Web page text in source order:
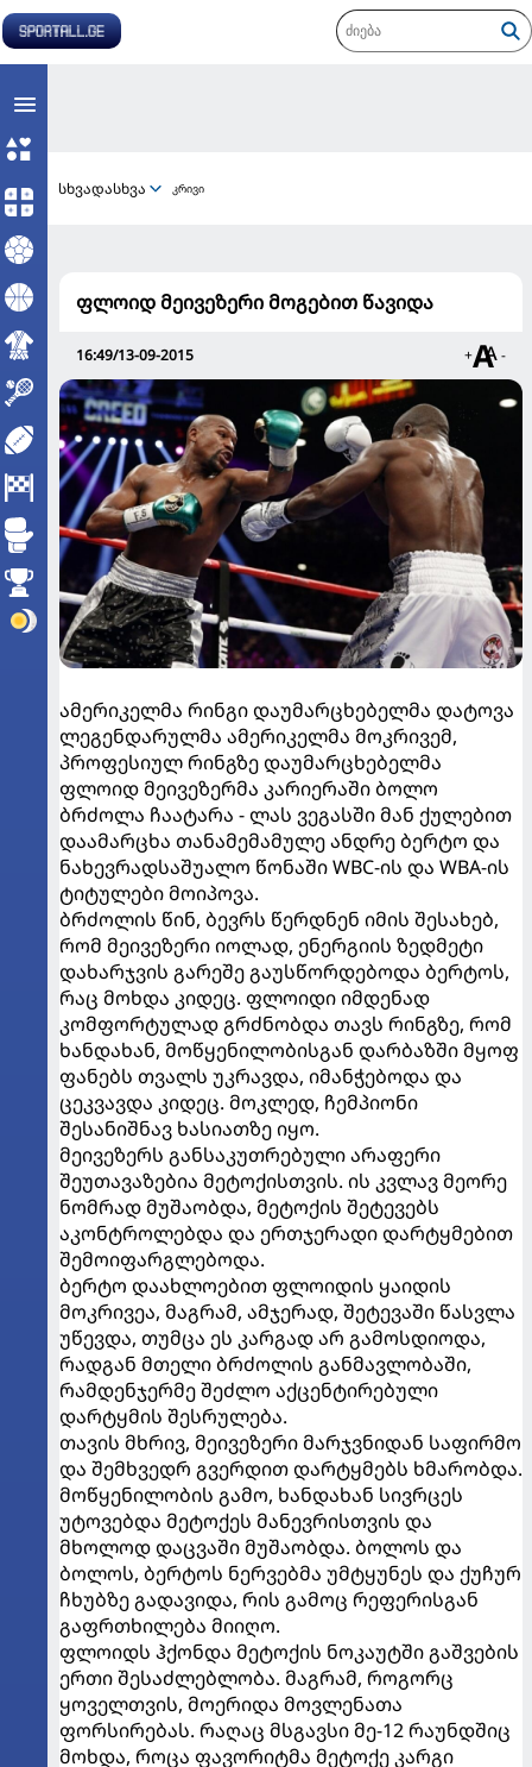
სხვადასხვა კრივი
ფლოიდ მეივეზერი მოგებით წავიდა
16:49/13-09-2015 + -
ამერიკელმა რინგი დაუმარცხებელმა დატოვა
ლეგენდარულმა ამერიკელმა მოკრივემ,
პროფესიულ რინგზე დაუმარცხებელმა
ფლოიდ მეივეზერმა კარიერაში ბოლო
ბრძოლა ჩაატარა - ლას ვეგასში მან ქულებით
დაამარცხა თანამემამულე ანდრე ბერტო და
ნახევრადსაშუალო წონაში WBC-ის და WBA-ის
ტიტულები მოიპოვა.
ბრძოლის წინ, ბევრს წერდნენ იმის შესახებ,
რომ მეივეზერი იოლად, ენერგიის ზედმეტი
დახარჯვის გარეშე გაუსწორდებოდა ბერტოს,
რაც მოხდა კიდეც. ფლოიდი იმდენად
კომფორტულად გრძნობდა თავს რინგზე, რომ
ხანდახან, მოწყენილობისგან დარბაზში მყოფ
ფანებს თვალს უკრავდა, იმანჭებოდა და
ცეკვავდა კიდეც. მოკლედ, ჩემპიონი
შესანიშნავ ხასიათზე იყო.
მეივეზერს განსაკუთრებული არაფერი
შეუთავაზებია მეტოქისთვის. ის კვლავ მეორე
ნომრად მუშაობდა, მეტოქის შეტევებს
აკონტროლებდა და ერთჯერადი დარტყმებით
შემოიფარგლებოდა.
ბერტო დაახლოებით ფლოიდის ყაიდის
მოკრივეა, მაგრამ, ამჯერად, შეტევაში წასვლა
უწევდა, თუმცა ეს კარგად არ გამოსდიოდა,
რადგან მთელი ბრძოლის განმავლობაში,
რამდენჯერმე შეძლო აქცენტირებული
დარტყმის შესრულება.
თავის მხრივ, მეივეზერი მარჯვნიდან საფირმო
და შემხვედრ გვერდით დარტყმებს ხმარობდა.
მოწყენილობის გამო, ხანდახან სივრცეს
უტოვებდა მეტოქეს მანევრისთვის და
მხოლოდ დაცვაში მუშაობდა. ბოლოს და
ბოლოს, ბერტოს ნერვებმა უმტყუნეს და ქუჩურ
ჩხუბზე გადავიდა, რის გამოც რეფერისგან
გაფრთხილება მიიღო.
ფლოიდს ჰქონდა მეტოქის ნოკაუტში გაშვების
ერთი შესაძლებლობა. მაგრამ, როგორც
ყოველთვის, მოერიდა მოვლენათა
ფორსირებას. რაღაც მსგავსი მე-12 რაუნდშიც
მოხდა, როცა ფავორიტმა მეტოქე კარგი